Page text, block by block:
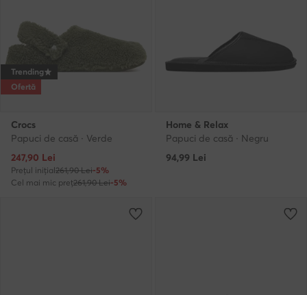
Trending
Ofertă
Crocs
Papuci de casă · Verde
Prețul actual
247,90 Lei
Prețul inițial261,90 Lei-5%
Cel mai mic preț261,90 Lei-5%
Home & Relax
Papuci de casă · Negru
94,99 Lei